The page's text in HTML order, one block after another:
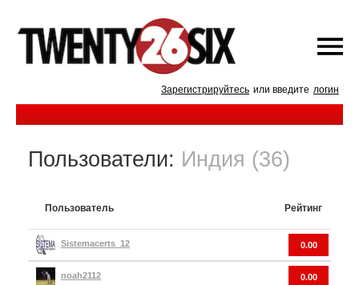
Зарегистрируйтесь или введите логин
Пользователи: Индия (36)
Пользователь Рейтинг
Sistemacerts_12 0.00
noah2112 0.00